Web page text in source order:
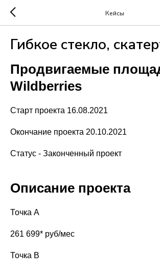
Кейсы
Гибкое стекло,
Продвигаемые
Wildberries
Старт проекта 16.08.2021
Окончание проекта 20.10.2021
Статус - Законченный проект
Описание проекта
Точка А
261 699* руб/мес
Точка B